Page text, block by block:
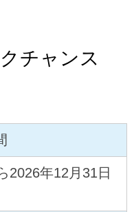
チャンス
2026年12月31日